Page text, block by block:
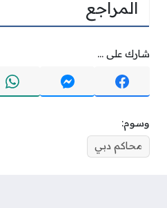
المراجع
شارك على ...
وسوم:
محاكم دبي